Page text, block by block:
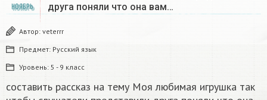
НОЯБРЬ
друга поняли что она вам…
Автор: veterrr
Предмет: Русский язык
Уровень: 5 - 9 класс
составить рассказ на тему Моя любимая игрушка так